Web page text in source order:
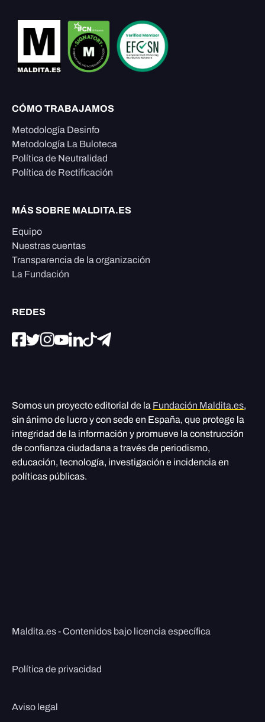
CÓMO TRABAJAMOS
Metodología Desinfo
Metodología La Buloteca
Política de Neutralidad
Política de Rectificación
MÁS SOBRE MALDITA.ES
Equipo
Nuestras cuentas
Transparencia de la organización
La Fundación
REDES
Somos un proyecto editorial de la Fundación Maldita.es,
sin ánimo de lucro y con sede en España, que protege la
integridad de la información y promueve la construcción
de confianza ciudadana a través de periodismo,
educación, tecnología, investigación e incidencia en
políticas públicas.
Maldita.es - Contenidos bajo licencia específica
Política de privacidad
Aviso legal